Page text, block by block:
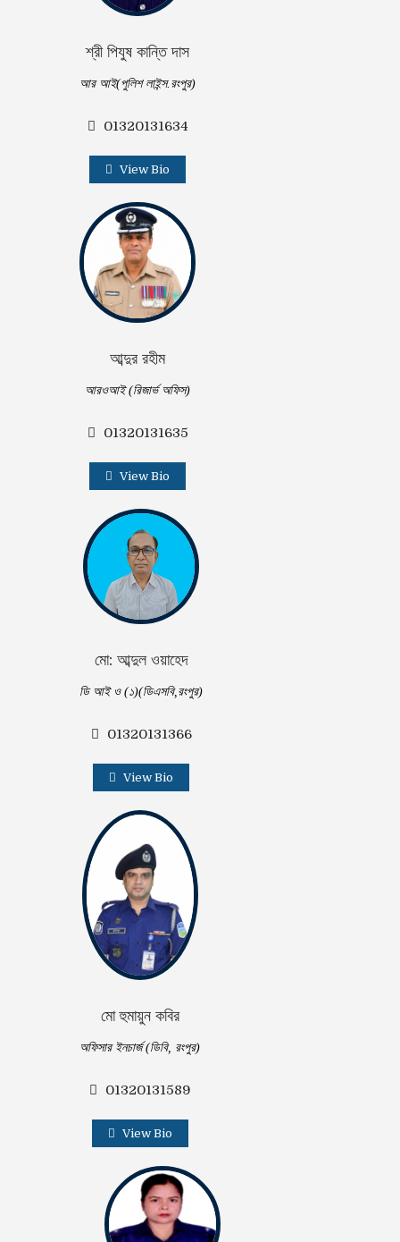
শ্রী পিযুষ কান্তি দাস
আর আই(পুলিশ লাইন্স.রংপুর)
01320131634
View Bio
আব্দুর রহীম
আরওআই (রিজার্ভ অফিস)
01320131635
View Bio
মো: আব্দুল ওয়াহেদ
ডি আই ও (১)(ডিএসবি,রংপুর)
01320131366
View Bio
মো হুমায়ুন কবির
অফিসার ইনচার্জ (ডিবি, রংপুর)
01320131589
View Bio